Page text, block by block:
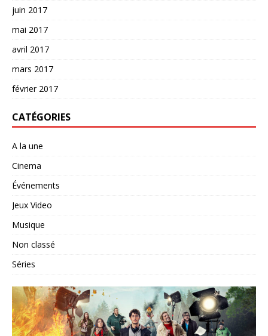
juin 2017
mai 2017
avril 2017
mars 2017
février 2017
CATÉGORIES
A la une
Cinema
Événements
Jeux Video
Musique
Non classé
Séries